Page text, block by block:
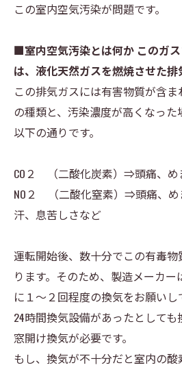
この室内空気汚染が問題です。
■室内空気汚染とは何か このガ
は、液化天然ガスを燃焼させた排
この排気ガスには有害物質が含
の種類と、汚染濃度が高くなっ
以下の通りです。
CO２ （二酸化炭素）⇒頭痛、め
NO２ （二酸化窒素）⇒頭痛、め
汗、息苦しさなど
運転開始後、数十分でこの有毒
ります。そのため、製造メーカー
に１～２回程度の換気をお願いし
24時間換気設備があったとして
窓開け換気が必要です。
もし、換気が不十分だと室内の